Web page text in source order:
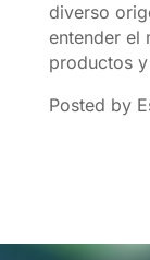
diverso
entender el
productos
Posted by